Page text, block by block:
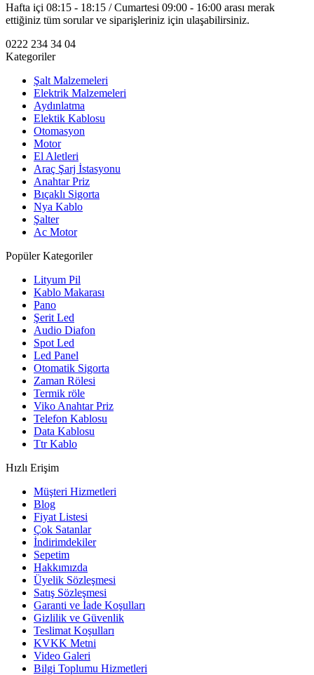
Hafta içi 08:15 - 18:15 / Cumartesi 09:00 - 16:00 arası merak
ettiğiniz tüm sorular ve siparişleriniz için ulaşabilirsiniz.
0222 234 34 04
Kategoriler
Şalt Malzemeleri
Elektrik Malzemeleri
Aydınlatma
Elektik Kablosu
Otomasyon
Motor
El Aletleri
Araç Şarj İstasyonu
Anahtar Priz
Bıçaklı Sigorta
Nya Kablo
Şalter
Ac Motor
Popüler Kategoriler
Lityum Pil
Kablo Makarası
Pano
Şerit Led
Audio Diafon
Spot Led
Led Panel
Otomatik Sigorta
Zaman Rölesi
Termik röle
Viko Anahtar Priz
Telefon Kablosu
Data Kablosu
Ttr Kablo
Hızlı Erişim
Müşteri Hizmetleri
Blog
Fiyat Listesi
Çok Satanlar
İndirimdekiler
Sepetim
Hakkımızda
Üyelik Sözleşmesi
Satış Sözleşmesi
Garanti ve İade Koşulları
Gizlilik ve Güvenlik
Teslimat Koşulları
KVKK Metni
Video Galeri
Bilgi Toplumu Hizmetleri